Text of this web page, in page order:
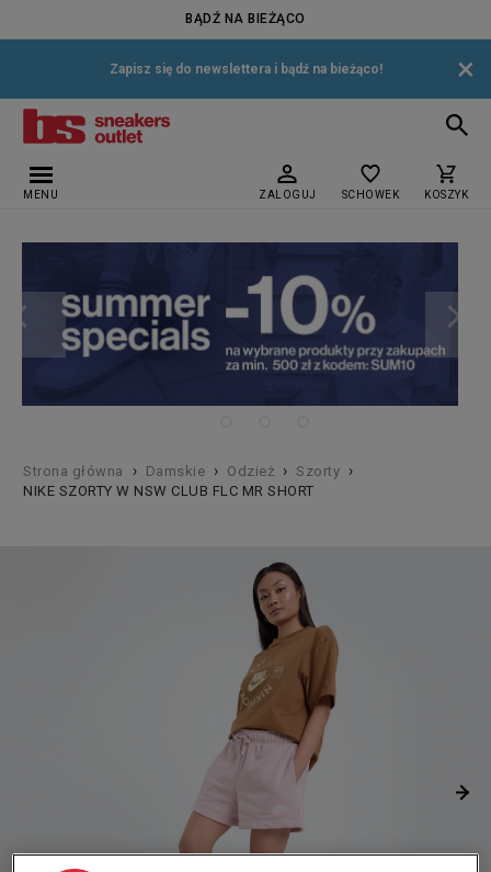
BĄDŹ NA BIEŻĄCO
Zapisz się do newslettera i bądź na bieżąco! ×
MENU ZALOGUJ SCHOWEK KOSZYK
Strona główna › Damskie › Odzież › Szorty ›
NIKE SZORTY W NSW CLUB FLC MR SHORT